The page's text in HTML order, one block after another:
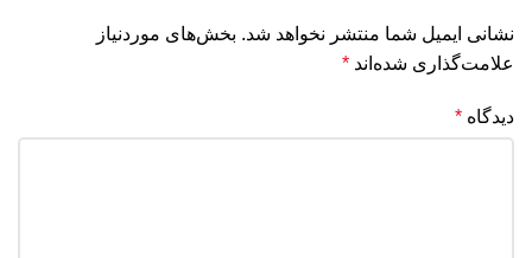
نشانی ایمیل شما منتشر نخواهد شد. بخش‌های موردنیاز
علامت‌گذاری شده‌اند *
دیدگاه *